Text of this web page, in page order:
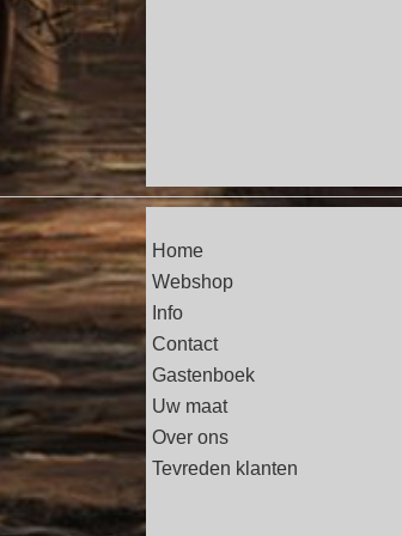
Home
Webshop
Info
Contact
Gastenboek
Uw maat
Over ons
Tevreden klanten